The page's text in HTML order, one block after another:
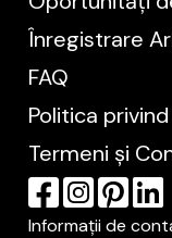
Înregistrare
FAQ
Politica
Termeni și
Informații de